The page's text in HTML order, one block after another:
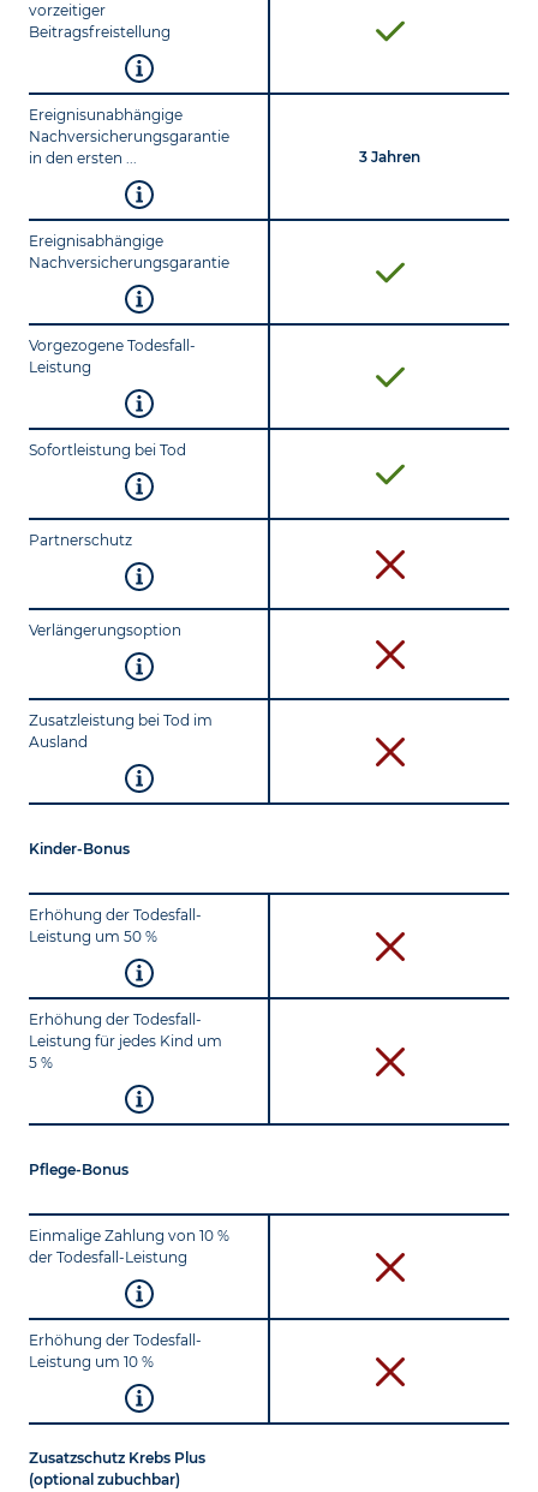
vorzeitiger
Beitragsfreistellung
Ereignisunabhängige
Nachversicherungsgarantie
in den ersten ...
3 Jahren
Ereignisabhängige
Nachversicherungsgarantie
Vorgezogene Todesfall-
Leistung
Sofortleistung bei Tod
Partnerschutz
Verlängerungsoption
Zusatzleistung bei Tod im
Ausland
Kinder-Bonus
Erhöhung der Todesfall-
Leistung um 50 %
Erhöhung der Todesfall-
Leistung für jedes Kind um
5 %
Pflege-Bonus
Einmalige Zahlung von 10 %
der Todesfall-Leistung
Erhöhung der Todesfall-
Leistung um 10 %
Zusatzschutz Krebs Plus
(optional zubuchbar)